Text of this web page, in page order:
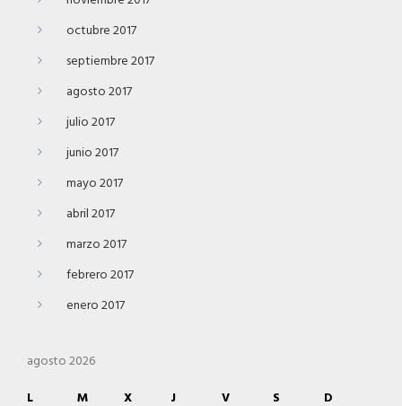
octubre 2017
septiembre 2017
agosto 2017
julio 2017
junio 2017
mayo 2017
abril 2017
marzo 2017
febrero 2017
enero 2017
agosto 2026
L
M X J V S
D